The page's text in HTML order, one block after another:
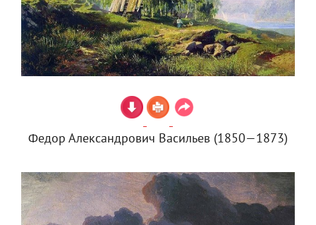
Федор Александрович Васильев (1850—1873)